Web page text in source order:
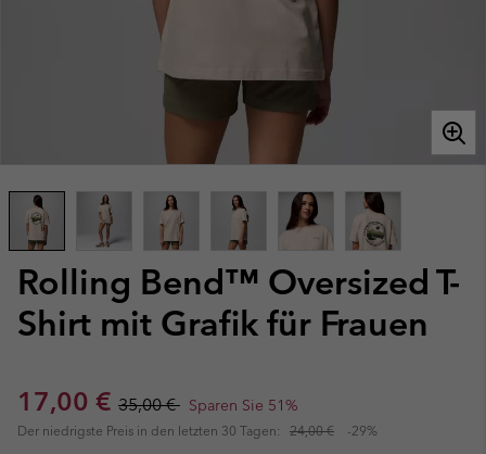
Rolling Bend™ Oversized T-
Shirt mit Grafik für Frauen
Sale price:
17,00 € Regular price:
35,00 € Sparen Sie 51%
Der niedrigste Preis in den letzten 30 Tagen: 24,00 € -29%